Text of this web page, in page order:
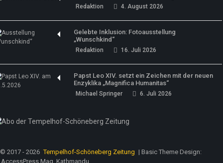
Redaktion 4. August 2026
Gelebte Inklusion: Fotoausstellung
„Wunschkind“
Redaktion 16. Juli 2026
Papst Leo XIV. setzt ein Zeichen mit der neuen
Enzyklika „Magnifica Humanitas“
Michael Springer 6. Juli 2026
© 2017 - 2026 Tempelhof-Schöneberg Zeitung | Basic Theme Design:
AccessPress Mag, Kathmandu